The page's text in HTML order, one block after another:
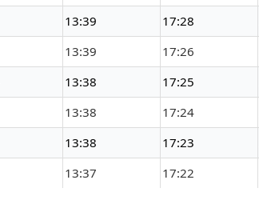
13:39 17:28
13:39 17:26
13:38 17:25
13:38 17:24
13:38 17:23
13:37 17:22